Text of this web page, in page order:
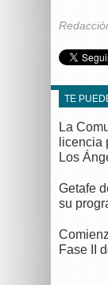
TE
La
licencia
Los
Getafe
su
Fase II